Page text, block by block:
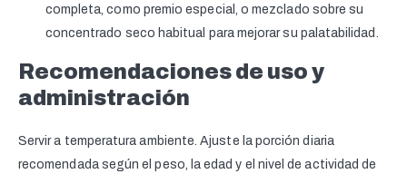
completa, como premio especial, o mezclado sobre su
concentrado seco habitual para mejorar su palatabilidad.
Recomendaciones de uso y
administración
Servir a temperatura ambiente. Ajuste la porción diaria
recomendada según el peso, la edad y el nivel de actividad de